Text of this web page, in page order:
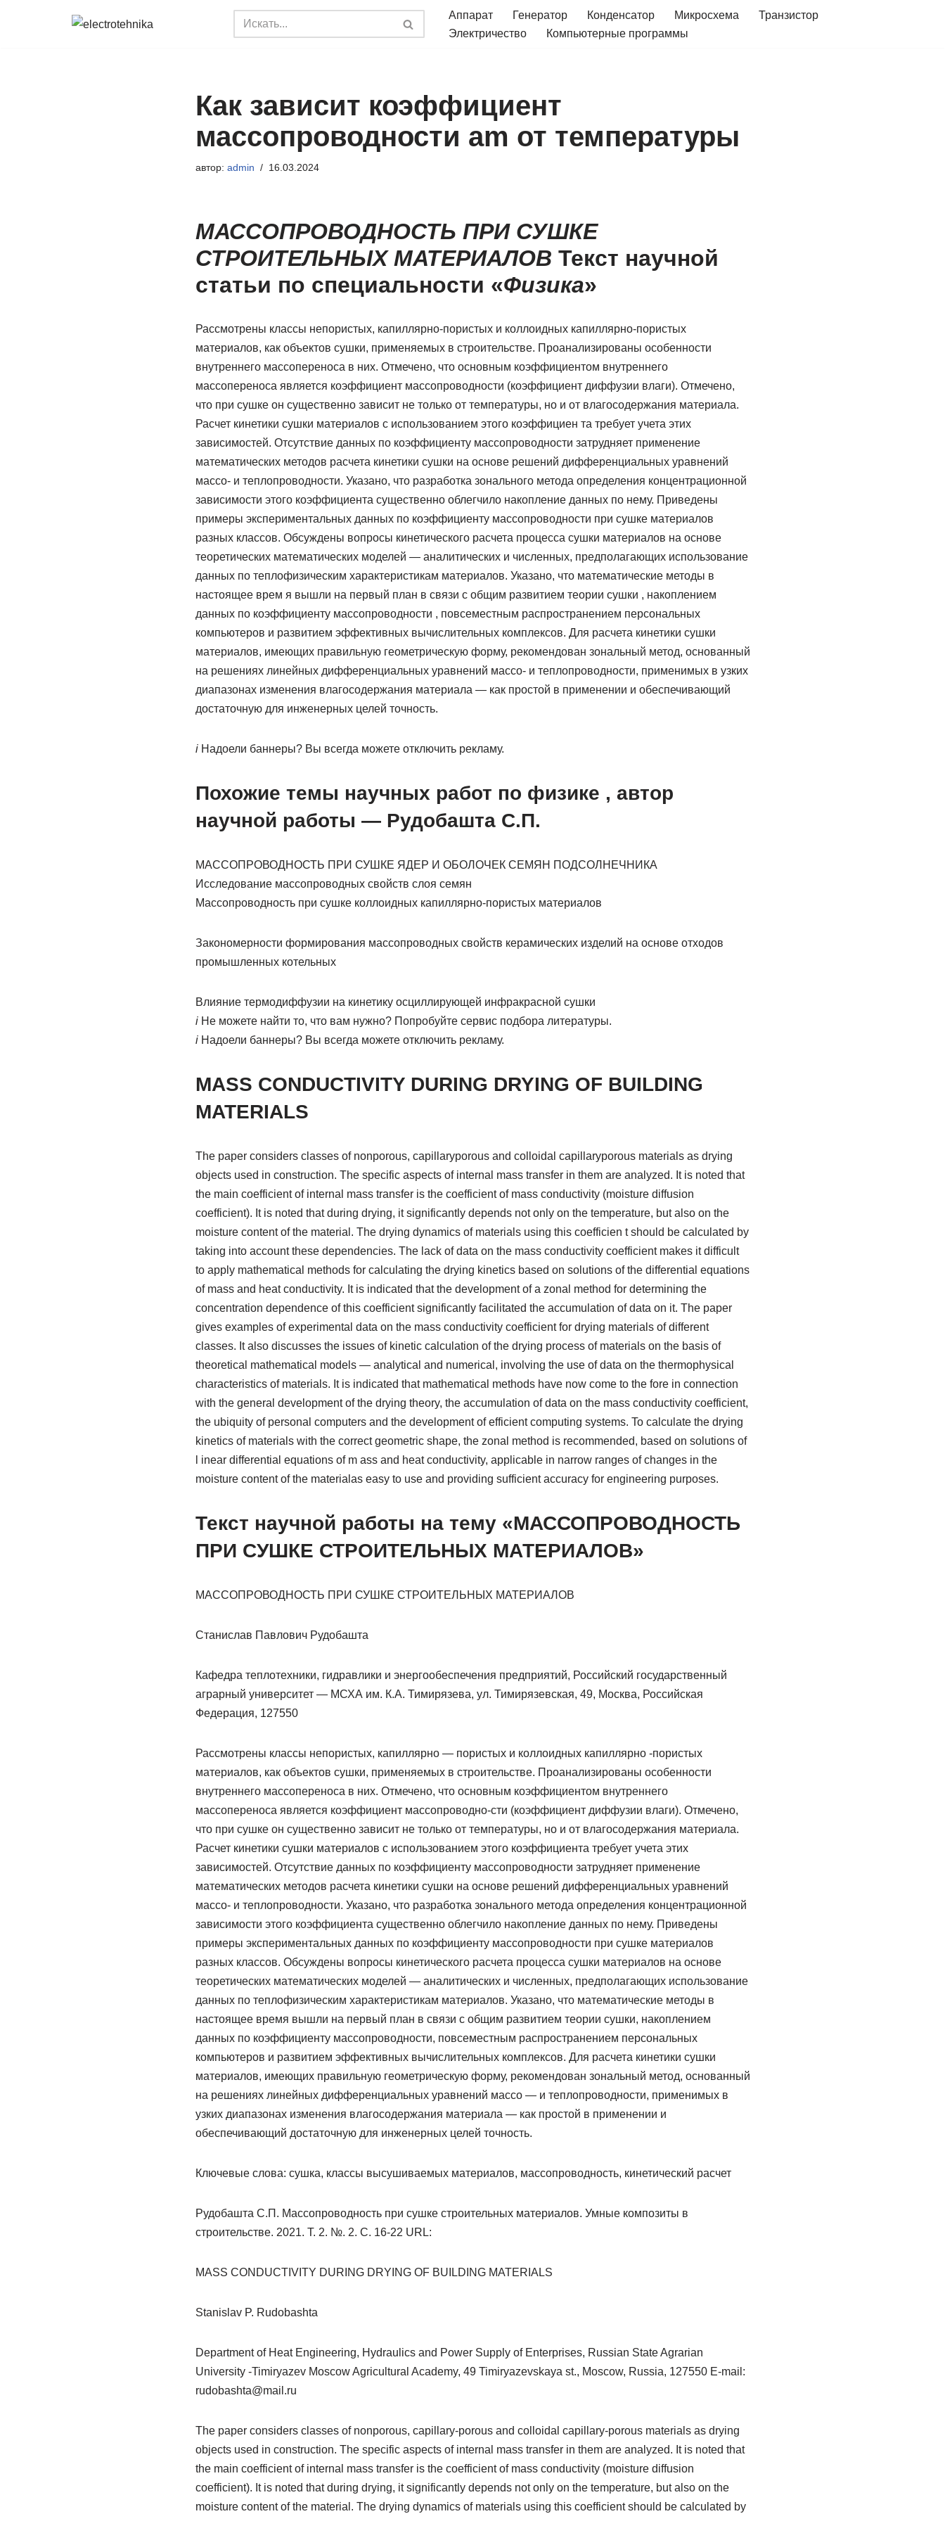
Аппарат Генератор Конденсатор Микросхема
Транзистор
Электричество
Компьютерные программы
Как зависит коэффициент
массопроводности аm от температуры
автор: admin 16.03.2024
МАССОПРОВОДНОСТЬ ПРИ СУШКЕ
СТРОИТЕЛЬНЫХ МАТЕРИАЛОВ Текст научной
статьи по специальности «Физика»
Рассмотрены классы непористых, капиллярно-пористых и коллоидных капиллярно-пористых
материалов, как объектов сушки, применяемых в строительстве. Проанализированы особенности
внутреннего массопереноса в них. Отмечено, что основным коэффициентом внутреннего
массопереноса является коэффициент массопроводности (коэффициент диффузии влаги). Отмечено,
что при сушке он существенно зависит не только от температуры, но и от влагосодержания материала.
Расчет кинетики сушки материалов с использованием этого коэффициен та требует учета этих
зависимостей. Отсутствие данных по коэффициенту массопроводности затрудняет применение
математических методов расчета кинетики сушки на основе решений дифференциальных уравнений
массо- и теплопроводности. Указано, что разработка зонального метода определения концентрационной
зависимости этого коэффициента существенно облегчило накопление данных по нему. Приведены
примеры экспериментальных данных по коэффициенту массопроводности при сушке материалов
разных классов. Обсуждены вопросы кинетического расчета процесса сушки материалов на основе
теоретических математических моделей — аналитических и численных, предполагающих использование
данных по теплофизическим характеристикам материалов. Указано, что математические методы в
настоящее врем я вышли на первый план в связи с общим развитием теории сушки , накоплением
данных по коэффициенту массопроводности , повсеместным распространением персональных
компьютеров и развитием эффективных вычислительных комплексов. Для расчета кинетики сушки
материалов, имеющих правильную геометрическую форму, рекомендован зональный метод, основанный
на решениях линейных дифференциальных уравнений массо- и теплопроводности, применимых в узких
диапазонах изменения влагосодержания материала — как простой в применении и обеспечивающий
достаточную для инженерных целей точность.
iНадоели баннеры? Вы всегда можете отключить рекламу.
Похожие темы научных работ по физике , автор
научной работы — Рудобашта С.П.
МАССОПРОВОДНОСТЬ ПРИ СУШКЕ ЯДЕР И ОБОЛОЧЕК СЕМЯН ПОДСОЛНЕЧНИКА
Исследование массопроводных свойств слоя семян
Массопроводность при сушке коллоидных капиллярно-пористых материалов
Закономерности формирования массопроводных свойств керамических изделий на основе отходов
промышленных котельных
Влияние термодиффузии на кинетику осциллирующей инфракрасной сушки
iНе можете найти то, что вам нужно? Попробуйте сервис подбора литературы.
iНадоели баннеры? Вы всегда можете отключить рекламу.
MASS CONDUCTIVITY DURING DRYING OF BUILDING
MATERIALS
The paper considers classes of nonporous, capillaryporous and colloidal capillaryporous materials as drying
objects used in construction. The specific aspects of internal mass transfer in them are analyzed. It is noted that
the main coefficient of internal mass transfer is the coefficient of mass conductivity (moisture diffusion
coefficient). It is noted that during drying, it significantly depends not only on the temperature, but also on the
moisture content of the material. The drying dynamics of materials using this coefficien t should be calculated by
taking into account these dependencies. The lack of data on the mass conductivity coefficient makes it difficult
to apply mathematical methods for calculating the drying kinetics based on solutions of the differential equations
of mass and heat conductivity. It is indicated that the development of a zonal method for determining the
concentration dependence of this coefficient significantly facilitated the accumulation of data on it. The paper
gives examples of experimental data on the mass conductivity coefficient for drying materials of different
classes. It also discusses the issues of kinetic calculation of the drying process of materials on the basis of
theoretical mathematical models — analytical and numerical, involving the use of data on the thermophysical
characteristics of materials. It is indicated that mathematical methods have now come to the fore in connection
with the general development of the drying theory, the accumulation of data on the mass conductivity coefficient,
the ubiquity of personal computers and the development of efficient computing systems. To calculate the drying
kinetics of materials with the correct geometric shape, the zonal method is recommended, based on solutions of
l inear differential equations of m ass and heat conductivity, applicable in narrow ranges of changes in the
moisture content of the materialas easy to use and providing sufficient accuracy for engineering purposes.
Текст научной работы на тему «МАССОПРОВОДНОСТЬ
ПРИ СУШКЕ СТРОИТЕЛЬНЫХ МАТЕРИАЛОВ»
МАССОПРОВОДНОСТЬ ПРИ СУШКЕ СТРОИТЕЛЬНЫХ МАТЕРИАЛОВ
Станислав Павлович Рудобашта
Кафедра теплотехники, гидравлики и энергообеспечения предприятий, Российский государственный
аграрный университет — МСХА им. К.А. Тимирязева, ул. Тимирязевская, 49, Москва, Российская
Федерация, 127550
Рассмотрены классы непористых, капиллярно — пористых и коллоидных капиллярно -пористых
материалов, как объектов сушки, применяемых в строительстве. Проанализированы особенности
внутреннего массопереноса в них. Отмечено, что основным коэффициентом внутреннего
массопереноса является коэффициент массопроводно-сти (коэффициент диффузии влаги). Отмечено,
что при сушке он существенно зависит не только от температуры, но и от влагосодержания материала.
Расчет кинетики сушки материалов с использованием этого коэффициента требует учета этих
зависимостей. Отсутствие данных по коэффициенту массопроводности затрудняет применение
математических методов расчета кинетики сушки на основе решений дифференциальных уравнений
массо- и теплопроводности. Указано, что разработка зонального метода определения концентрационной
зависимости этого коэффициента существенно облегчило накопление данных по нему. Приведены
примеры экспериментальных данных по коэффициенту массопроводности при сушке материалов
разных классов. Обсуждены вопросы кинетического расчета процесса сушки материалов на основе
теоретических математических моделей — аналитических и численных, предполагающих использование
данных по теплофизическим характеристикам материалов. Указано, что математические методы в
настоящее время вышли на первый план в связи с общим развитием теории сушки, накоплением
данных по коэффициенту массопроводности, повсеместным распространением персональных
компьютеров и развитием эффективных вычислительных комплексов. Для расчета кинетики сушки
материалов, имеющих правильную геометрическую форму, рекомендован зональный метод, основанный
на решениях линейных дифференциальных уравнений массо — и теплопроводности, применимых в
узких диапазонах изменения влагосодержания материала — как простой в применении и
обеспечивающий достаточную для инженерных целей точность.
Ключевые слова: сушка, классы высушиваемых материалов, массопроводность, кинетический расчет
Рудобашта С.П. Массопроводность при сушке строительных материалов. Умные композиты в
строительстве. 2021. Т. 2. №. 2. С. 16-22 URL:
MASS CONDUCTIVITY DURING DRYING OF BUILDING MATERIALS
Stanislav P. Rudobashta
Department of Heat Engineering, Hydraulics and Power Supply of Enterprises, Russian State Agrarian
University -Timiryazev Moscow Agricultural Academy, 49 Timiryazevskaya st., Moscow, Russia, 127550 E-mail:
rudobashta@mail.ru
The paper considers classes of nonporous, capillary-porous and colloidal capillary-porous materials as drying
objects used in construction. The specific aspects of internal mass transfer in them are analyzed. It is noted that
the main coefficient of internal mass transfer is the coefficient of mass conductivity (moisture diffusion
coefficient). It is noted that during drying, it significantly depends not only on the temperature, but also on the
moisture content of the material. The drying dynamics of materials using this coefficient should be calculated by